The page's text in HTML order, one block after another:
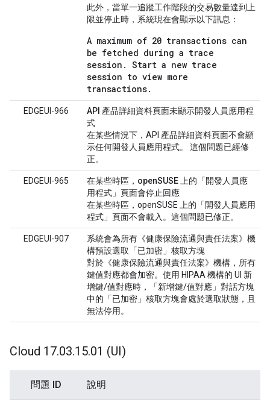
此外，當單一追蹤工作階段的交易數量達到上
限並停止時，系統現在會顯示以下訊息：
A maximum of 20 transactions can
be fetched during a trace
session. Start a new trace
session to view more
transactions.
EDGEUI-966
API 產品詳細資料頁面未顯示開發人員應用程
式
在某些情況下，API 產品詳細資料頁面不會顯
示任何開發人員應用程式。 這個問題已經修
正。
EDGEUI-965
在某些時區，openSUSE 上的「開發人員應
用程式」頁面會停止回應
在某些時區，openSUSE 上的「開發人員應用
程式」頁面不會載入。這個問題已修正。
EDGEUI-907
系統會為所有《健康保險流通與責任法案》機
構預設選取「已加密」核取方塊
對於《健康保險流通與責任法案》機構，所有
鍵值對應都會加密。使用 HIPAA 機構的 UI 新
增鍵/值對應時，「新增鍵/值對應」對話方塊
中的「已加密」核取方塊會處於選取狀態，且
無法停用。
Cloud 17.03.15.01 (UI)
問題 ID 說明